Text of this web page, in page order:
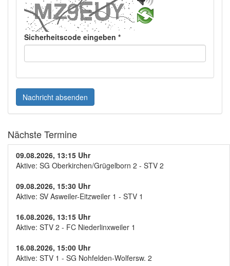
Sicherheitscode eingeben *
Nachricht absenden
Nächste Termine
09.08.2026, 13:15 Uhr
Aktive: SG Oberkirchen/Grügelborn 2 - STV 2
09.08.2026, 15:30 Uhr
Aktive: SV Asweiler-Eitzweiler 1 - STV 1
16.08.2026, 13:15 Uhr
Aktive: STV 2 - FC Niederlinxweiler 1
16.08.2026, 15:00 Uhr
Aktive: STV 1 - SG Nohfelden-Wolfersw. 2